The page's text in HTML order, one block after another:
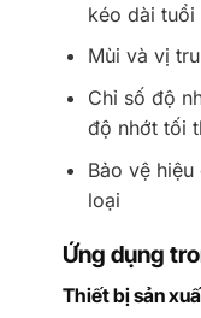
kéo dài tuổi
Mùi và vị
Chỉ số độ
độ nhớt tối
Bảo vệ
loại
Ứng dụng
Thiết bị sản